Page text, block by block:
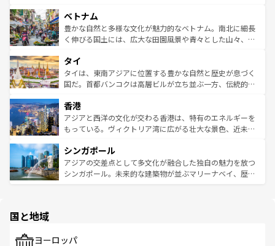
参照してほしい。
容にもいいと評判のスイーツなど、バラエティ豊かな料理
が味わえる。 なお、新着の台湾情報は コンテンツ一覧を参
照してほしい。
き、地方に足を延ばせば四季折々の自然美を楽しむことが
できる。そして、キムチや焼肉、絶品のストリートフード
まで、さまざまな韓国料理が待っている。夜には、韓国な
リティに包まれながら、韓国の多彩な魅力を心ゆくまで味
わってみてほしい。 なお、新着の韓国情報はコンテンツ一
覧を参照してほしい。
ベトナム
豊かな自然と多様な文化が魅力的なベトナム。南北に細長
く伸びる国土には、広大な田園風景や青々とした山々、世
急速な発展と共に伝統が息づく。ハノイの古い町並みやホ
ーチミン市のフランス統治時代の建物も、独特の雰囲気を
醸し出している。また、バラエティの豊かさとおいしさで
とつ。フォーやバインミー、ベトナムコーヒーなどは、ぜ
ひ現地で味わいたい。どの地域を訪れてもあたたかい人々
が旅行者を迎えてくれるので、きっと忘れられない旅にな
参照してほしい。
タイ
タイは、東南アジアに位置する豊かな自然と歴史が息づく
国だ。首都バンコクは高層ビルが立ち並ぶ一方、伝統的な
の活気が交差している。北部ではチェンマイなどの山岳地
帯で自然と触れ合い、南部ではプーケットやクラビの美し
いビーチでリゾート気分を楽しむことができる。タイ料理
激する。気候は一年中温暖で、どの季節にも異なる楽しみ
が待っている。親しみやすいタイの人々、仏教を中心とし
た文化、そして多様な観光資源が、訪れる旅人を魅了し続
香港
アジアと西洋の文化が交わる香港は、特有のエネルギーを
もっている。ヴィクトリア湾に広がる壮大な景色、近未来
み、どこを訪れても感動するはず。観光スポットが密集し
ており、効率よく見どころを回れるのも魅力。息をのむよ
うな絶景から文化的な体験まで、香港を存分に楽しみ尽く
シンガポール
アジアの交差点として多文化が融合した独自の魅力を放つ
シンガポール。未来的な建築物が並ぶマリーナベイ、歴史
で、ホーカーズは地元の風情を楽しめる外せないスポット
国と地域
ヨーロッパ